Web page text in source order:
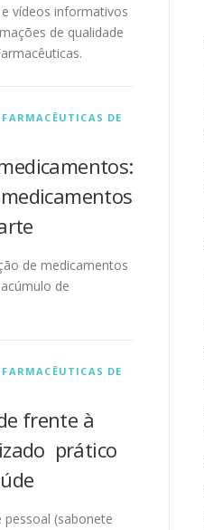
vídeos informativos
de qualidade
DE
de medicamentos
de
DE
frente à
prático
(sabonete